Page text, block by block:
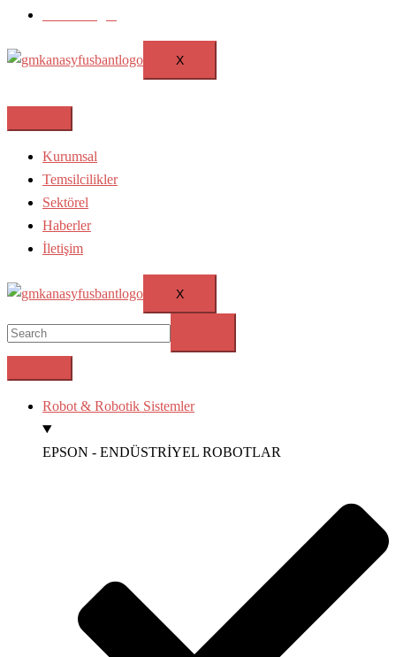
X
Kurumsal
Temsilcilikler
Sektörel
Haberler
İletişim
X
Robot & Robotik Sistemler
EPSON - ENDÜSTRİYEL ROBOTLAR